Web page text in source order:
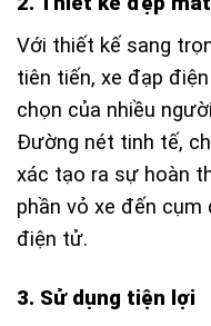
Với thiết kế sang
tiên tiến, xe đạp
chọn của nhiều
Đường nét tinh tế,
xác tạo ra sự hoàn
phần vỏ xe đến
điện tử.
3. Sử dụng tiện lợi